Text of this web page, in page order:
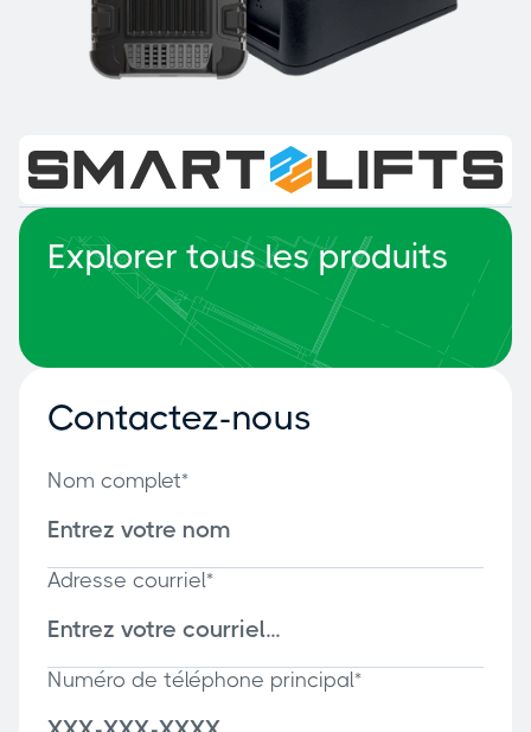
Smart Lifts
Explorer tous les produits
Contactez-nous
Nom complet*
Adresse courriel*
Numéro de téléphone principal*